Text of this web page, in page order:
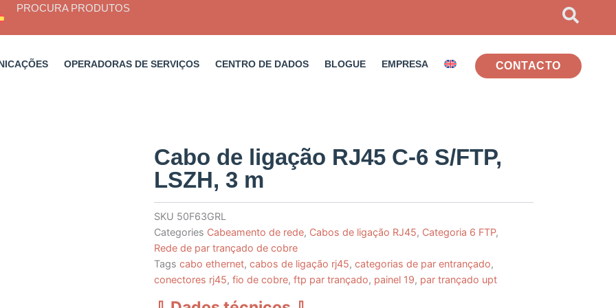
PROCURA PRODUTOS
OPERADORAS DE SERVIÇOS CENTRO DE DADOS BLOGUE EMPRESA CONTACTO
Cabo de ligação RJ45 C-6 S/FTP,
LSZH, 3 m
SKU 50F63GRL
Categories Cabeamento de rede, Cabos de ligação RJ45, Categoria 6 FTP,
Rede de par trançado de cobre
Tags cabo ethernet, cabos de ligação rj45, categorias de par entrançado,
conectores rj45, fio de cobre, ftp par trançado, painel 19, par trançado upt